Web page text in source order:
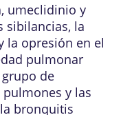
umeclidinio y
sibilancias, la
la opresión en el
pulmonar
grupo de
y las
bronquitis